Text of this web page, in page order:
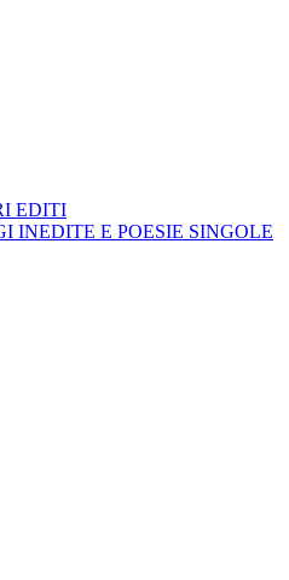
EDITI
INEDITE E POESIE SINGOLE